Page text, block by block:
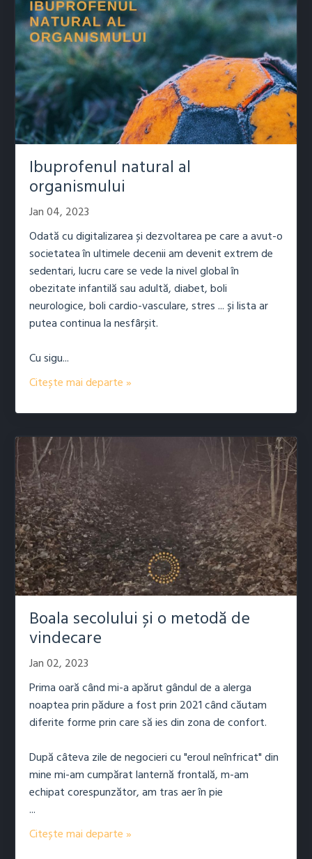
Ibuprofenul natural al
organismului
Jan 04, 2023
Odată cu digitalizarea și dezvoltarea pe care a avut-o
societatea în ultimele decenii am devenit extrem de
sedentari, lucru care se vede la nivel global în
obezitate infantilă sau adultă, diabet, boli
neurologice, boli cardio-vasculare, stres ... și lista ar
putea continua la nesfârșit.
Cu sigu...
Citește mai departe »
Boala secolului și o metodă de
vindecare
Jan 02, 2023
Prima oară când mi-a apărut gândul de a alerga
noaptea prin pădure a fost prin 2021 când căutam
diferite forme prin care să ies din zona de confort.
După câteva zile de negocieri cu "eroul neînfricat" din
mine mi-am cumpărat lanternă frontală, m-am
echipat corespunzător, am tras aer în pie
...
Citește mai departe »